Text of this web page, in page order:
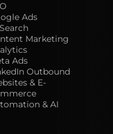
Ads
Marketing
Ads
Outbound
& E-
& AI